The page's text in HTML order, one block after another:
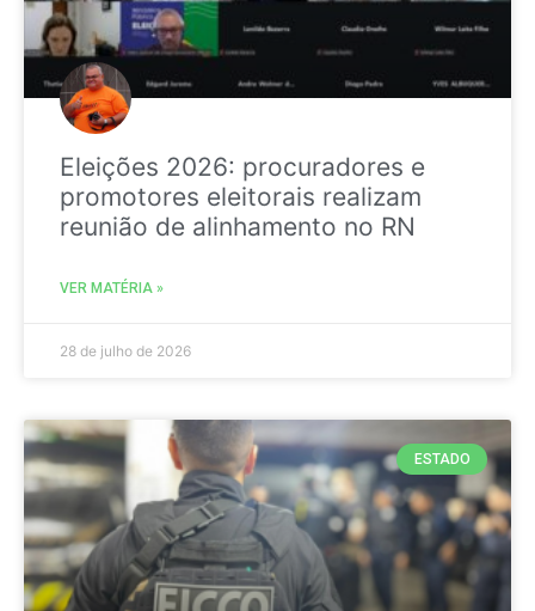
Eleições 2026: procuradores e
promotores eleitorais realizam
reunião de alinhamento no RN
VER MATÉRIA »
28 de julho de 2026
ESTADO